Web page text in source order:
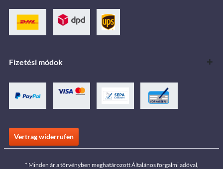
Fizetési módok
Vertrag widerrufen
* Minden ár a törvényben meghatározott Általános forgalmi adóval,